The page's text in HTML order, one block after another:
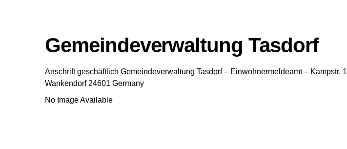
Gemeindeverwaltung Tasdorf
Anschrift geschäftlich Gemeindeverwaltung Tasdorf – Einwohnermeldeamt – Kampstr. 1
Wankendorf 24601 Germany
No Image Available